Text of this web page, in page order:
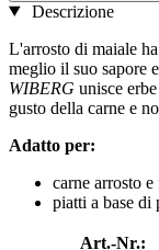
Descrizione
L'arrosto di maiale
meglio il suo sapore
WIBERG unisce
gusto della carne e
Adatto per:
carne arrosto e
piatti a base di
Art.-Nr.: